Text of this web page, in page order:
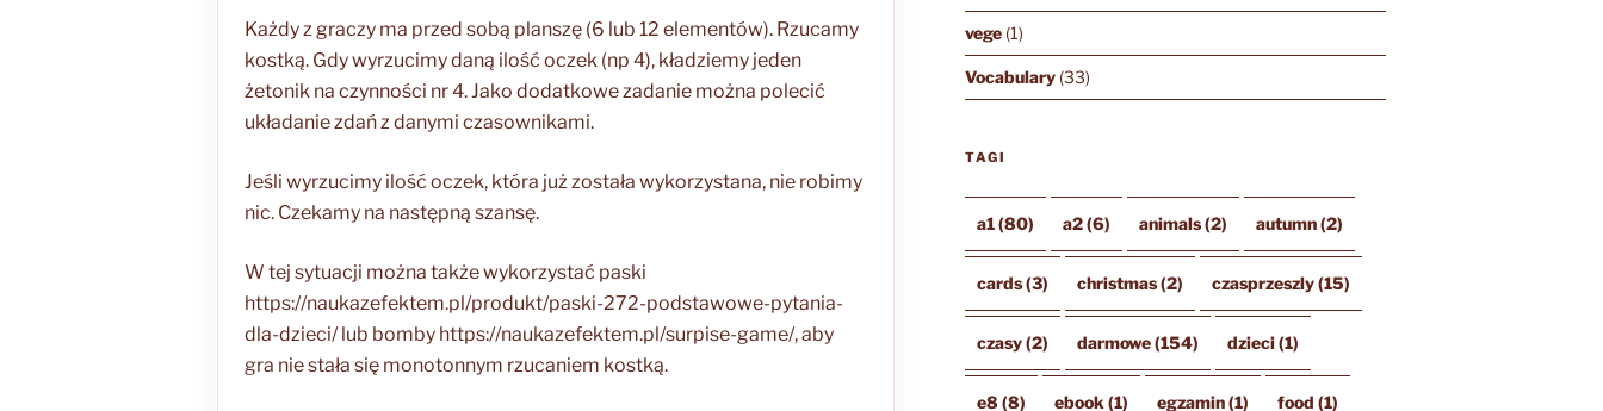
Każdy z graczy ma przed sobą planszę (6 lub 12 elementów). Rzucamy
kostką. Gdy wyrzucimy daną ilość oczek (np 4), kładziemy jeden
żetonik na czynności nr 4. Jako dodatkowe zadanie można polecić
układanie zdań z danymi czasownikami.
Jeśli wyrzucimy ilość oczek, która już została wykorzystana, nie robimy
nic. Czekamy na następną szansę.
W tej sytuacji można także wykorzystać paski
https://naukazefektem.pl/produkt/paski-272-podstawowe-pytania-
dla-dzieci/ lub bomby https://naukazefektem.pl/surpise-game/, aby
gra nie stała się monotonnym rzucaniem kostką.
vege (1)
Vocabulary (33)
TAGI
a1(80) a2(6) animals(2) autumn(2)
cards(3) christmas(2) czasprzeszly(15)
czasy(2) darmowe(154) dzieci(1)
e8(8) ebook (1) egzamin(1) food (1)